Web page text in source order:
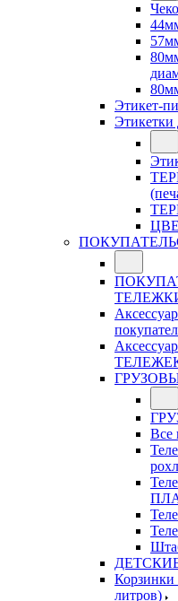
Этикет-
Этикетки
Все
ДЕТСКИЕ
Корзинки
литров)